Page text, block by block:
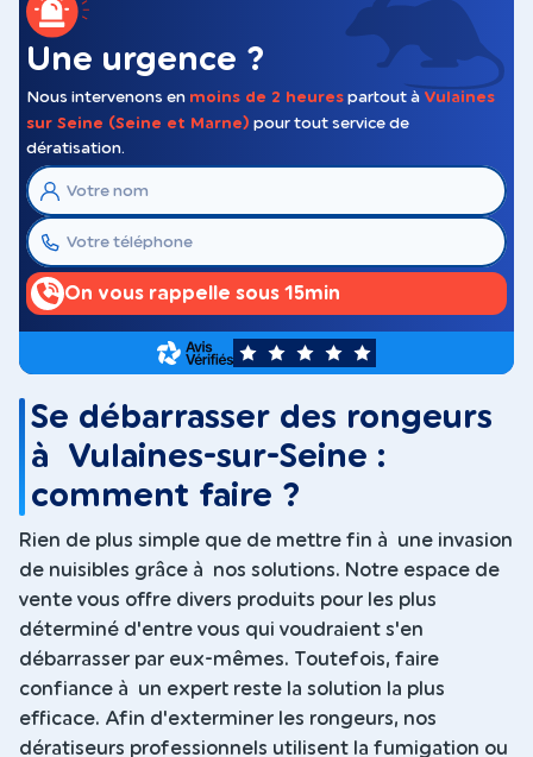
Une urgence ?
Nous intervenons en moins de 2 heures partout à Vulaines
sur Seine (Seine et Marne) pour tout service de
dératisation.
On vous rappelle sous 15min
5
Se débarrasser des rongeurs
à Vulaines-sur-Seine :
comment faire ?
Rien de plus simple que de mettre fin à une invasion
de nuisibles grâce à nos solutions. Notre espace de
vente vous offre divers produits pour les plus
déterminé d'entre vous qui voudraient s'en
débarrasser par eux-mêmes. Toutefois, faire
confiance à un expert reste la solution la plus
efficace. Afin d'exterminer les rongeurs, nos
dératiseurs professionnels utilisent la fumigation ou